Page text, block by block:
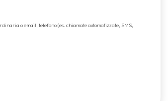
o email, telefono (es. chiamate automatizzate, SMS,